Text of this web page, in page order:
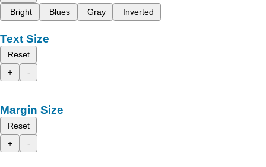
Bright
Blues Gray Inverted
Text Size
Reset
+
-
Margin Size
Reset
+
-